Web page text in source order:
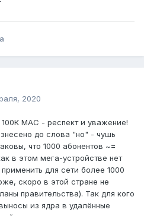
2020
100К МАС - респект и уважение!
до слова "но" - чушь
что 1000 абонентов ~=
в этом мега-устройстве нет
для сети более 1000
скоро в этой стране не
правительства). Так для кого
из ядра в удалённые